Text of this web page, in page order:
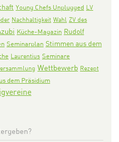
Young Chefs Unplugged LV
Nachhaltigkeit Wahl ZV des
Küche-Magazin Rudolf
Seminarplan Stimmen aus dem
Laurentius Seminare
Wettbewerb Rezept
dem Präsidium